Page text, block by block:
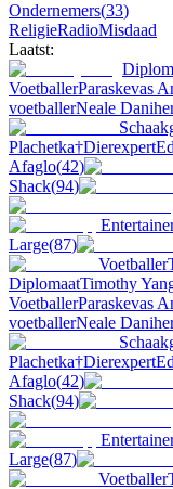
Ondernemers(33)
ReligieRadioMisdaad
Laatst:
VoetballerParaskevas
voetballerNeale
Plachetka†Dierexpert
Afaglo(42)
Shack(94)
Large(87)
Voetballer
DiplomaatTimothy
VoetballerParaskevas
voetballerNeale
Plachetka†Dierexpert
Afaglo(42)
Shack(94)
Large(87)
Voetballer